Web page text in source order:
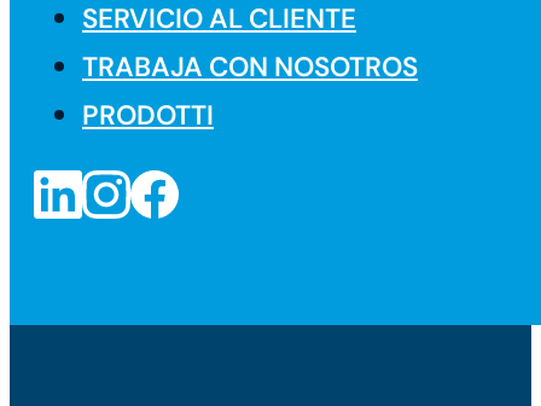
SERVICIO AL CLIENTE
TRABAJA CON NOSOTROS
PRODOTTI